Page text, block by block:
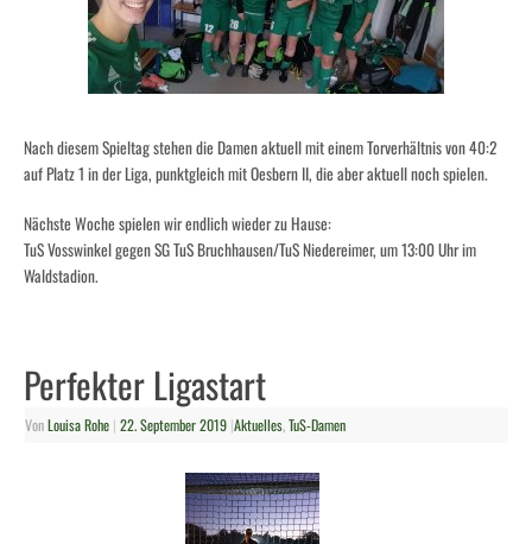
Nach diesem Spieltag stehen die Damen aktuell mit einem Torverhältnis von 40:2
auf Platz 1 in der Liga, punktgleich mit Oesbern II, die aber aktuell noch spielen.
Nächste Woche spielen wir endlich wieder zu Hause:
TuS Vosswinkel gegen SG TuS Bruchhausen/TuS Niedereimer, um 13:00 Uhr im
Waldstadion.
Perfekter Ligastart
VonLouisa Rohe | 22. September 2019 |Aktuelles,TuS-Damen